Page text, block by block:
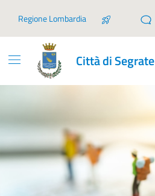
Regione Lombardia
Città di Segrate